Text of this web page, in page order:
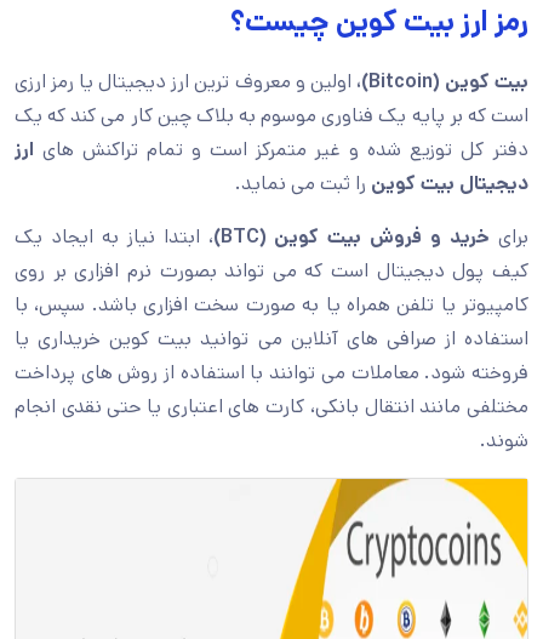
رمز ارز بیت کوین چیست؟
بیت کوین (Bitcoin)،
اولین و معروف ترین ارز دیجیتال یا رمز ارزی
است که بر پایه یک فناوری موسوم به بلاک چین کار می کند که یک
دفتر کل توزیع شده و غیر متمرکز است و تمام تراکنش های ارز
دیجیتال بیت کوین را ثبت می نماید.
برای خرید و فروش بیت کوین (BTC)
، ابتدا نیاز به ایجاد یک
کیف پول دیجیتال است که می تواند بصورت نرم افزاری بر روی
کامپیوتر یا تلفن همراه یا به صورت سخت افزاری باشد. سپس، با
استفاده از صرافی های آنلاین می توانید بیت کوین خریداری یا
فروخته شود. معاملات می توانند با استفاده از روش های پرداخت
مختلفی مانند انتقال بانکی، کارت های اعتباری یا حتی نقدی انجام
شوند.